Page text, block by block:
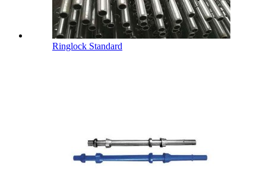
Ringlock Standard